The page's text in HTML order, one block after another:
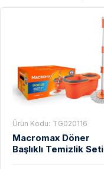
Ürün Kodu: TG020116
Macromax Döner
Başlıklı Temizlik Seti